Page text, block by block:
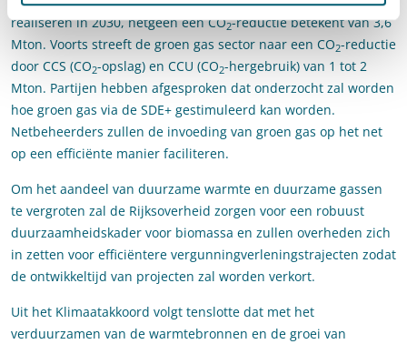
realiseren in 2030, hetgeen een CO2-reductie betekent van 3,6
Mton. Voorts streeft de groen gas sector naar een CO2-reductie
door CCS (CO2-opslag) en CCU (CO2-hergebruik) van 1 tot 2
Mton. Partijen hebben afgesproken dat onderzocht zal worden
hoe groen gas via de SDE+ gestimuleerd kan worden.
Netbeheerders zullen de invoeding van groen gas op het net
op een efficiënte manier faciliteren.
Om het aandeel van duurzame warmte en duurzame gassen
te vergroten zal de Rijksoverheid zorgen voor een robuust
duurzaamheidskader voor biomassa en zullen overheden zich
in zetten voor efficiëntere vergunningverleningstrajecten zodat
de ontwikkeltijd van projecten zal worden verkort.
Uit het Klimaatakkoord volgt tenslotte dat met het
verduurzamen van de warmtebronnen en de groei van